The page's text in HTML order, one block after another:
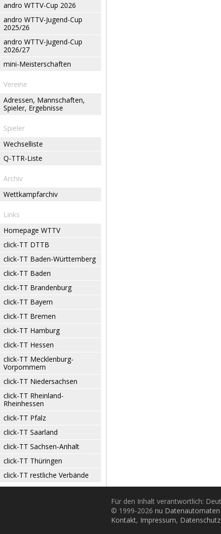
andro WTTV-Cup 2026
andro WTTV-Jugend-Cup
2025/26
andro WTTV-Jugend-Cup
2026/27
mini-Meisterschaften
Vereine
Adressen, Mannschaften,
Spieler, Ergebnisse
Spieler
Wechselliste
Q-TTR-Liste
Archiv
Wettkampfarchiv
Links
Homepage WTTV
click-TT DTTB
click-TT Baden-Württemberg
click-TT Baden
click-TT Brandenburg
click-TT Bayern
click-TT Bremen
click-TT Hamburg
click-TT Hessen
click-TT Mecklenburg-
Vorpommern
click-TT Niedersachsen
click-TT Rheinland-
Rheinhessen
click-TT Pfalz
click-TT Saarland
click-TT Sachsen-Anhalt
click-TT Thüringen
click-TT restliche Verbände
Für den Inhalt verantwortlich:
© 1999-2026 nu
Kontakt, Impressum, Datenschutz